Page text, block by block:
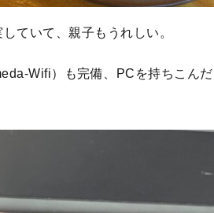
ていて、親子もうれしい。
Wifi）も完備、PCを持ちこんだ